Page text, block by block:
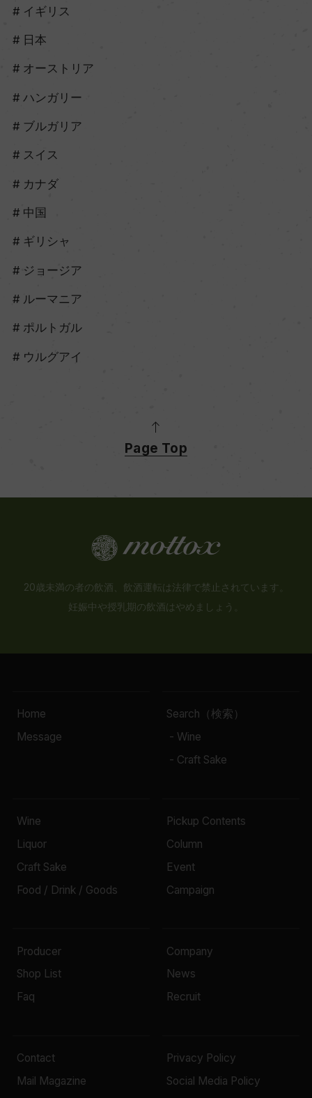
イギリス
日本
オーストリア
ハンガリー
ブルガリア
スイス
カナダ
中国
ギリシャ
ジョージア
ルーマニア
ポルトガル
ウルグアイ
Page Top
20歳未満の者の飲酒、飲酒運転は法律で禁止されています。
妊娠中や授乳期の飲酒はやめましょう。
Home
Message
Search（検索）
- Wine
- Craft Sake
Wine
Liquor
Craft Sake
Food / Drink / Goods
Pickup Contents
Column
Event
Campaign
Producer
Shop List
Faq
Company
News
Recruit
Contact
Mail Magazine
Privacy Policy
Social Media Policy